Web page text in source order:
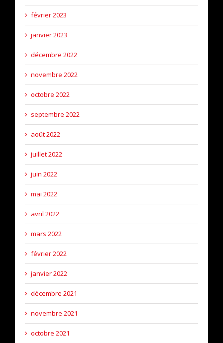
février 2023
janvier 2023
décembre 2022
novembre 2022
octobre 2022
septembre 2022
août 2022
juillet 2022
juin 2022
mai 2022
avril 2022
mars 2022
février 2022
janvier 2022
décembre 2021
novembre 2021
octobre 2021